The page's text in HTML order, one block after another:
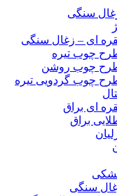
زغال سنگی
نقره ای – زغال سنگی
طرح چوب تیره
طرح چوب روشن
طرح چوب گردویی تیره
ای براق
براق
مشکی
سنگی